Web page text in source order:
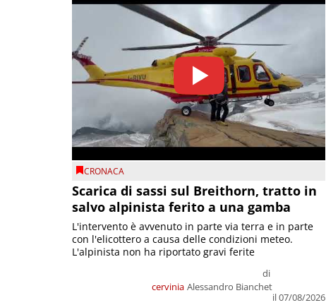
CRONACA
Scarica di sassi sul Breithorn, tratto in
salvo alpinista ferito a una gamba
cervinia
di
Alessandro Bianchet
il 07/08/2026
L'intervento è avvenuto in parte via terra e in parte
con l'elicottero a causa delle condizioni meteo.
L'alpinista non ha riportato gravi ferite